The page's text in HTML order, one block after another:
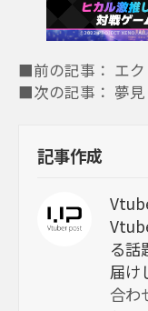
■前の記事： エク
■次の記事： 夢見
記事作成
る話
届け
合わ